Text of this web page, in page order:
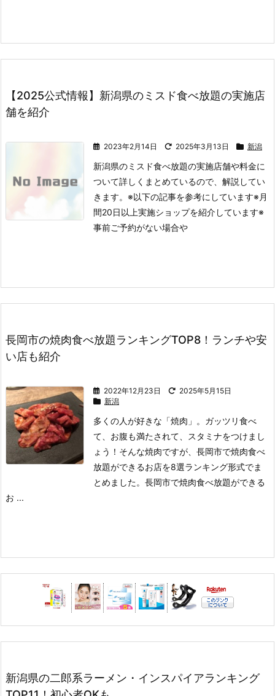
【2025公式情報】新潟県のミスド食べ放題の実施店
舗を紹介
2023年2月14日 2025年3月13日 新潟
新潟県のミスド食べ放題の実施店舗や料金に
ついて詳しくまとめているので、解説してい
きます。 ※以下の記事を参考にしています※月
間20日以上実施ショップを紹介しています※
事前ご予約がない場合や
長岡市の焼肉食べ放題ランキングTOP8！ランチや安
い店も紹介
2022年12月23日
2025年5月15日
新潟
多くの人が好きな「焼肉」。 ガッツリ食べ
て、お腹も満たされて、スタミナをつけまし
ょう！ そんな焼肉ですが、長岡市で焼肉食べ
放題ができるお店を8選ランキング形式でま
とめました。 長岡市で焼肉食べ放題ができる
お ...
新潟県の二郎系ラーメン・インスパイアランキング